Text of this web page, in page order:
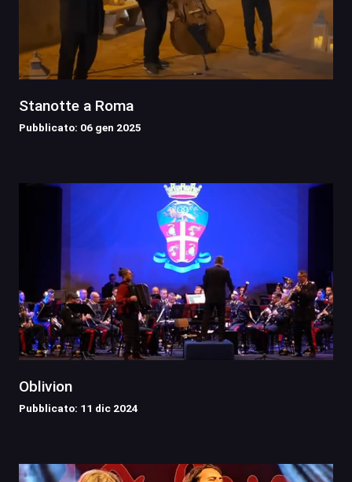
Stanotte a Roma
Pubblicato: 06 gen 2025
Oblivion
Pubblicato: 11 dic 2024